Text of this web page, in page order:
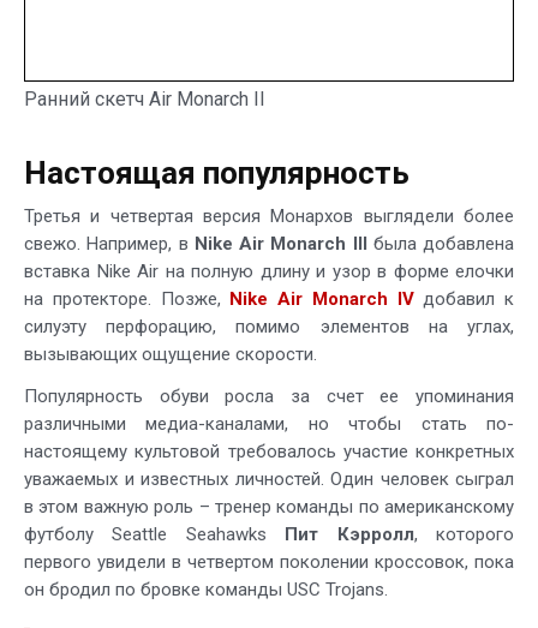
Ранний скетч Air Monarch II
Настоящая популярность
Третья и четвертая версия Монархов выглядели более
свежо. Например, в Nike Air Monarch III была добавлена
вставка Nike Air на полную длину и узор в форме елочки
на протекторе. Позже, Nike Air Monarch IVдобавил к
силуэту перфорацию, помимо элементов на углах,
вызывающих ощущение скорости.
Популярность обуви росла за счет ее упоминания
различными медиа-каналами, но чтобы стать по-
настоящему культовой требовалось участие конкретных
уважаемых и известных личностей. Один человек сыграл
в этом важную роль – тренер команды по американскому
футболу Seattle Seahawks Пит Кэрролл, которого
первого увидели в четвертом поколении кроссовок, пока
он бродил по бровке команды USC Trojans.